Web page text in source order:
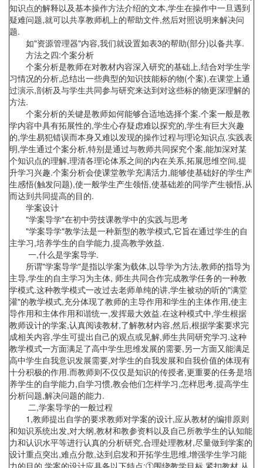
知识点的解释以及基本操作方法介绍的文本,学生在操作中一旦遇到
疑难问题,就可以共享教师机上的帮助文件,然后对照说明来解决问
题.
如"资源管理器"内容,我们就设置如表3的帮助(部分)以备共享.
方法之四:个案分析
个案分析是教师在对教材内容深入研究的基础上,结合对学生学
习情况的分析,总结出一些典型的知识技能标的物(个案),在课堂上通
过演示,剖析及与学生共同参与研究来达到对这些标的物更深理解的
方法.
个案分析的关键是教师如何能够合适地选择个案.个案一般是教
学内容中具有拓展性的,学生心存疑虑难以探究的,学生有巨大兴趣
的,学生易犯错误而本身又难以发现的操作过程与理论知识点.实践表
明,学生通过个案分析,特别是通过与教师共同探究个案,能加深对某
个知识点的理解,理清各理论体系之间的内在关系,拓展思维空间,提
升学习兴趣.个案分析会使课堂教学充满活力,能够使基础好的学生产
生感悟(触发问题),使一般学生产生领悟,使基础差的同学产生顿悟,从
而达到共同提高的目的.
学案设计
"学案导学"在初中劳技课教学中的实践与思考
"学案导学"教学法是一种新型的教学模式,它旨在通过学生的自
主学习,培养学生的自学能力,提高教学效益.
一,什么是学案导学.
所谓"学案导学"是指以学案为载体,以导学为方法,教师的指导为
主导,学生的自主学习为主体, 师生共同合作完成教学任务的一种教
学模式.这种教学模式一改过去老师单纯的讲,学生被动的听的"满堂
灌"的教学模式,充分体现了教师的主导作用和学生的主体作用,使主
导作用和主体作用和谐统一,发挥最大效益.在这种模式中,学生根据
教师设计的学案,认真阅读教材,了解教材内容,然后,根据学案要求完
成相关内容,学生可提出自己的观点或见解,师生共同研究学习.这种
教学模式一方面满足了高中学生思维发展的需要,另一方面又能满足
高中学生自我意识发展需要,对学生的自我发展和自我价值的体现有
十分积极的作用.而教师则不仅仅是知识的传授者,更重要的任务是培
养学生的自学能力,自学习惯,教会他们怎样学习,怎样思考,提高学生
分析问题,解决问题的能力.
二,学案导学的一般过程
1,教师提出自学的要求教师对学案的设计,应从教材的编排原则
和知识系统出发,对大纲,教材和教参资料以及自己所教学生的认知能
力和认识水平等进行认真的分析研究,合理处理教材,尽量做到学案的
设计重点突出,难点分散,达到启发和开拓学生思维,增强学生学习能
力的目的.学案的设计应具备以下特点:①围绕教学目标,紧扣教材,从